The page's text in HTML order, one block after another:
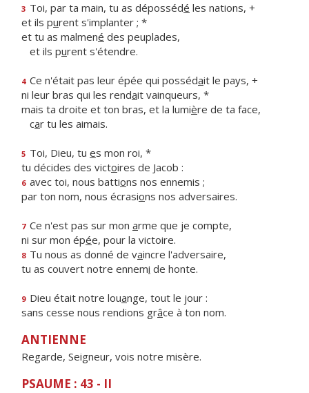
3 Toi, par ta main, tu as dépossédé les nations, +
et ils purent s'implanter ; *
et tu as malmené des peuplades,
et ils purent s'étendre.
4 Ce n'était pas leur épée qui possédait le pays, +
ni leur bras qui les rendait vainqueurs, *
mais ta droite et ton bras, et la lumière de ta face,
car tu les aimais.
5 Toi, Dieu, tu es mon roi, *
tu décides des victoires de Jacob :
6 avec toi, nous battions nos ennemis ;
par ton nom, nous écrasions nos adversaires.
7 Ce n'est pas sur mon arme que je compte,
ni sur mon épée, pour la victoire.
8 Tu nous as donné de vaincre l'adversaire,
tu as couvert notre ennemi de honte.
9 Dieu était notre louange, tout le jour :
sans cesse nous rendions grâce à ton nom.
ANTIENNE
Regarde, Seigneur, vois notre misère.
PSAUME : 43 - II